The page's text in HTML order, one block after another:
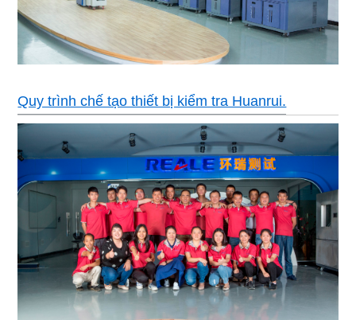
Quy trình chế tạo thiết bị kiểm tra Huanrui.